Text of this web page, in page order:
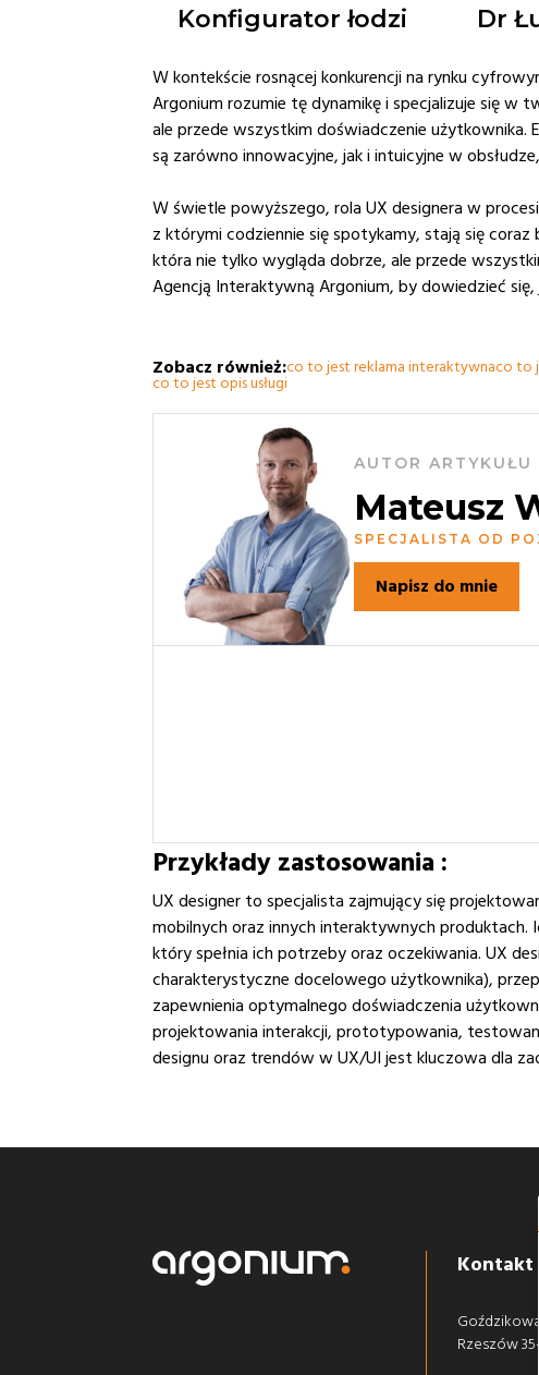
Konfigurator łodzi Dr
W kontekście rosnącej konkurencji na rynku
Argonium rozumie tę dynamikę i specjalizuje się
ale przede wszystkim doświadczenie użytkownika.
są zarówno innowacyjne, jak i intuicyjne w
W świetle powyższego, rola UX designera w
z którymi codziennie się spotykamy, stają się
która nie tylko wygląda dobrze, ale przede
Agencją Interaktywną Argonium, by dowiedzieć
Zobacz również:co to jest reklama interaktywnaco to
co to jest opis usługi
AUTOR ARTYKUŁU
Mateusz
SPECJALISTA OD
Napisz do mnie
Przykłady zastosowania :
UX designer to specjalista zajmujący się
mobilnych oraz innych interaktywnych
który spełnia ich potrzeby oraz oczekiwania. UX
charakterystyczne docelowego użytkownika),
zapewnienia optymalnego doświadczenia
projektowania interakcji, prototypowania,
designu oraz trendów w UX/UI jest kluczowa dla
Kontakt
Rzeszów